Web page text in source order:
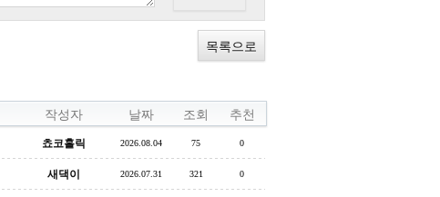
목록으로
작성자 날짜 조회 추천
쵸코홀릭 2026.08.04 75 0
새댁이 2026.07.31 321 0